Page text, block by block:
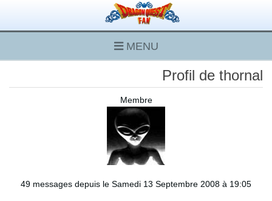
MENU
Profil de thornal
Membre
49 messages depuis le Samedi 13 Septembre 2008 à 19:05